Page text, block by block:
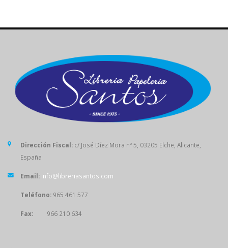
Dirección Fiscal: c/ José Díez Mora nº 5, 03205 Elche, Alicante,
España
Email: info@libreriasantos.com
Teléfono: 965 461 577
Fax: 966 210 634